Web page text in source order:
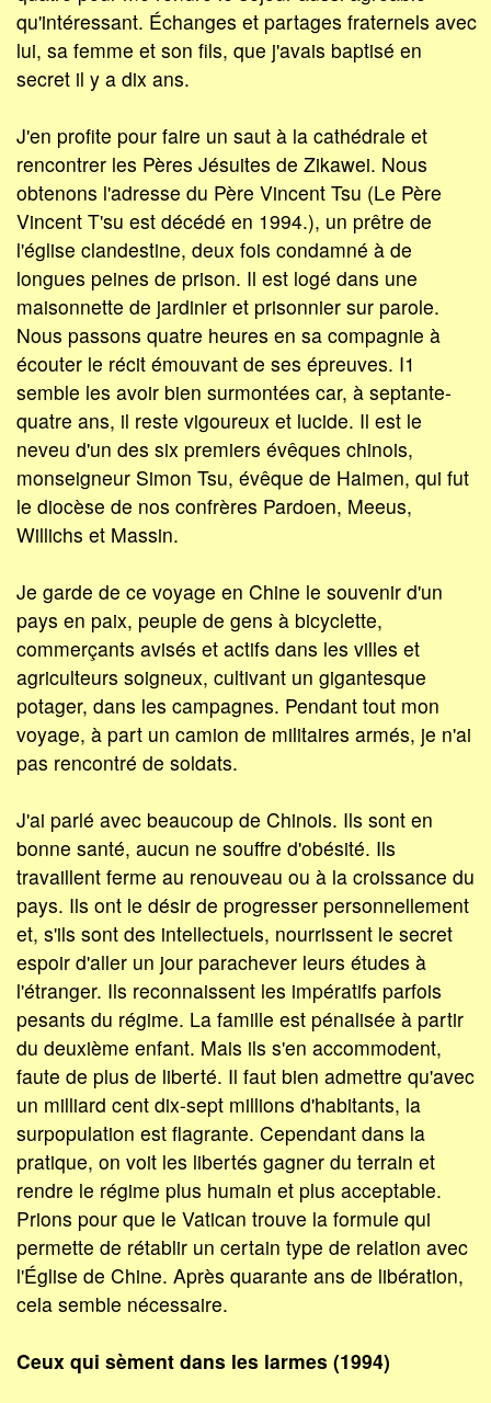
qu'intéressant. Échanges et partages fraternels avec
lui, sa femme et son fils, que j'avais baptisé en
secret il y a dix ans.
J'en profite pour faire un saut à la cathédrale et
rencontrer les Pères Jésuites de Zikawei. Nous
obtenons l'adresse du Père Vincent Tsu (Le Père
Vincent T'su est décédé en 1994.), un prêtre de
l'église clandestine, deux fois condamné à de
longues peines de prison. Il est logé dans une
maisonnette de jardinier et prisonnier sur parole.
Nous passons quatre heures en sa compagnie à
écouter le récit émouvant de ses épreuves. I1
semble les avoir bien surmontées car, à septante-
quatre ans, il reste vigoureux et lucide. Il est le
neveu d'un des six premiers évêques chinois,
monseigneur Simon Tsu, évêque de Haimen, qui fut
le diocèse de nos confrères Pardoen, Meeus,
Willichs et Massin.
Je garde de ce voyage en Chine le souvenir d'un
pays en paix, peuple de gens à bicyclette,
commerçants avisés et actifs dans les villes et
agriculteurs soigneux, cultivant un gigantesque
potager, dans les campagnes. Pendant tout mon
voyage, à part un camion de militaires armés, je n'ai
pas rencontré de soldats.
J'ai parlé avec beaucoup de Chinois. Ils sont en
bonne santé, aucun ne souffre d'obésité. Ils
travaillent ferme au renouveau ou à la croissance du
pays. Ils ont le désir de progresser personnellement
et, s'ils sont des intellectuels, nourrissent le secret
espoir d'aller un jour parachever leurs études à
l'étranger. Ils reconnaissent les impératifs parfois
pesants du régime. La famille est pénalisée à partir
du deuxième enfant. Mais ils s'en accommodent,
faute de plus de liberté. Il faut bien admettre qu'avec
un milliard cent dix-sept millions d'habitants, la
surpopulation est flagrante. Cependant dans la
pratique, on voit les libertés gagner du terrain et
rendre le régime plus humain et plus acceptable.
Prions pour que le Vatican trouve la formule qui
permette de rétablir un certain type de relation avec
l'Église de Chine. Après quarante ans de libération,
cela semble nécessaire.
Ceux qui sèment dans les larmes (1994)